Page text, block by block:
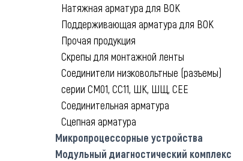
Натяжная арматура для ВОК
Поддерживающая арматура для ВОК
Прочая продукция
Скрепы для монтажной ленты
Соединители низковольтные (разъемы)
серии СМ01, СС11, ШК, ШЩ, СЕЕ
Соединительная арматура
Сцепная арматура
Микропроцессорные устройства
Модульный диагностический комплекс